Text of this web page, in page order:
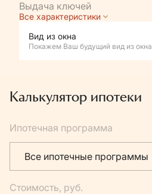
Все характеристики
Вид из окна
Покажем Ваш будущий вид из окна
Калькулятор ипотеки
Ипотечная программа
Все ипотечные программы
Стоимость, руб.